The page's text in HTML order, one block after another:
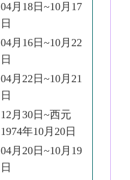
04月18日~10月17
日
04月16日~10月22
日
04月22日~10月21
日
12月30日~西元
1974年10月20日
04月20日~10月19
日